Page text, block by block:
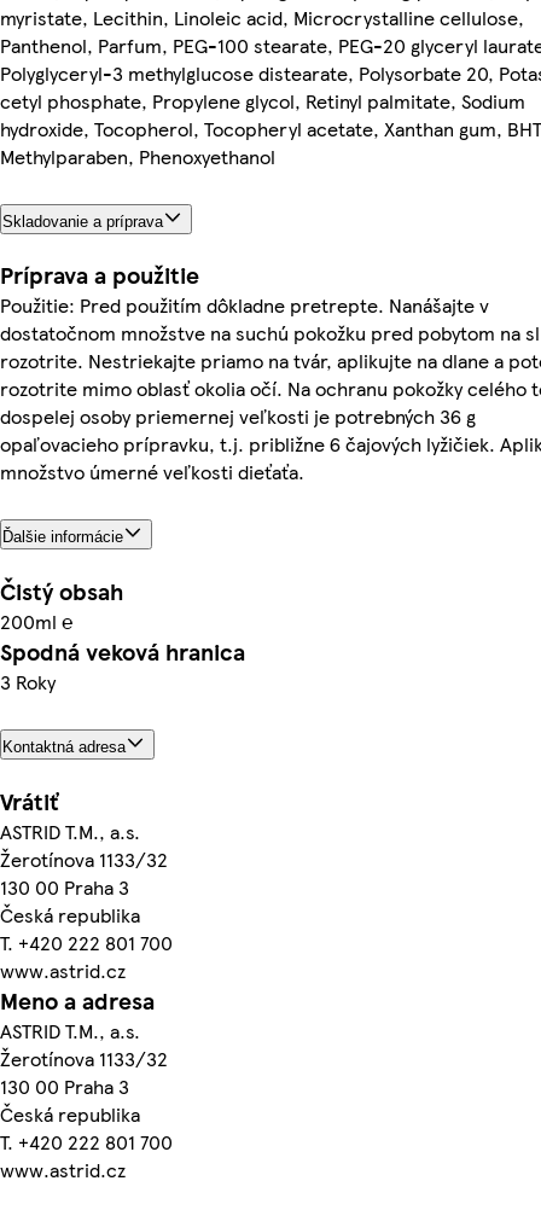
myristate, Lecithin, Linoleic acid, Microcrystalline cellulose,
Panthenol, Parfum, PEG-100 stearate, PEG-20 glyceryl
Polyglyceryl-3 methylglucose distearate, Polysorbate 20,
cetyl phosphate, Propylene glycol, Retinyl palmitate, Sodium
hydroxide, Tocopherol, Tocopheryl acetate, Xanthan gum,
Methylparaben, Phenoxyethanol
Skladovanie a príprava
Príprava a použitie
Použitie: Pred použitím dôkladne pretrepte. Nanášajte v
dostatočnom množstve na suchú pokožku pred pobytom na
rozotrite. Nestriekajte priamo na tvár, aplikujte na dlane a
rozotrite mimo oblasť okolia očí. Na ochranu pokožky celého
dospelej osoby priemernej veľkosti je potrebných 36 g
opaľovacieho prípravku, t.j. približne 6 čajových lyžičiek.
množstvo úmerné veľkosti dieťaťa.
Ďalšie informácie
Čistý obsah
200ml ℮
Spodná veková hranica
3 Roky
Kontaktná adresa
Vrátiť
ASTRID T.M., a.s.
Žerotínova 1133/32
130 00 Praha 3
Česká republika
T. +420 222 801 700
www.astrid.cz
Meno a adresa
ASTRID T.M., a.s.
Žerotínova 1133/32
130 00 Praha 3
Česká republika
T. +420 222 801 700
www.astrid.cz